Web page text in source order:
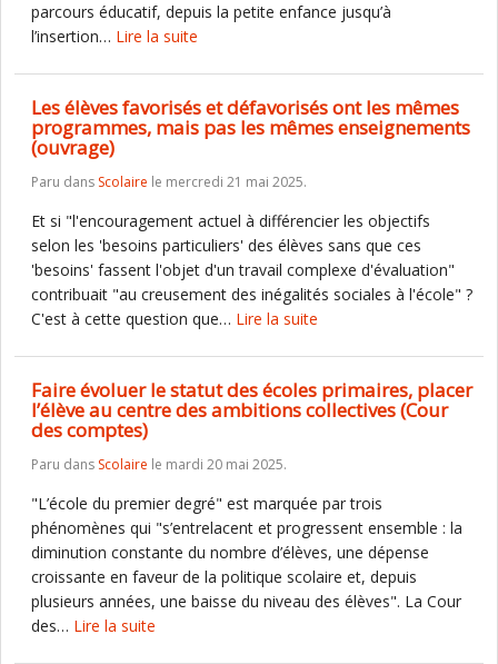
parcours éducatif, depuis la petite enfance jusqu’à
l’insertion… Lire la suite
Les élèves favorisés et défavorisés ont les mêmes
programmes, mais pas les mêmes enseignements
(ouvrage)
Paru dans Scolaire le mercredi 21 mai 2025.
Et si "l'encouragement actuel à différencier les objectifs
selon les 'besoins particuliers' des élèves sans que ces
'besoins' fassent l'objet d'un travail complexe d'évaluation"
contribuait "au creusement des inégalités sociales à l'école" ?
C'est à cette question que… Lire la suite
Faire évoluer le statut des écoles primaires, placer
l’élève au centre des ambitions collectives (Cour
des comptes)
Paru dans Scolaire le mardi 20 mai 2025.
"L’école du premier degré" est marquée par trois
phénomènes qui "s’entrelacent et progressent ensemble : la
diminution constante du nombre d’élèves, une dépense
croissante en faveur de la politique scolaire et, depuis
plusieurs années, une baisse du niveau des élèves". La Cour
des… Lire la suite